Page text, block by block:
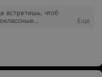
встретишь, чтоб
представляли
ногти и
Еще